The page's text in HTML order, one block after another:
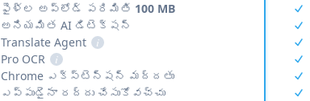
ఫైళ్ల అప్‌లోడ్ పరిమితి 100 MB
అనియమిత AI డిటెక్షన్
Translate Agent
i
Pro OCR
i
Chrome ఎక్స్‌టెన్షన్ మద్దతు
ఎప్పుడైనా రద్దు చేసుకోవచ్చు